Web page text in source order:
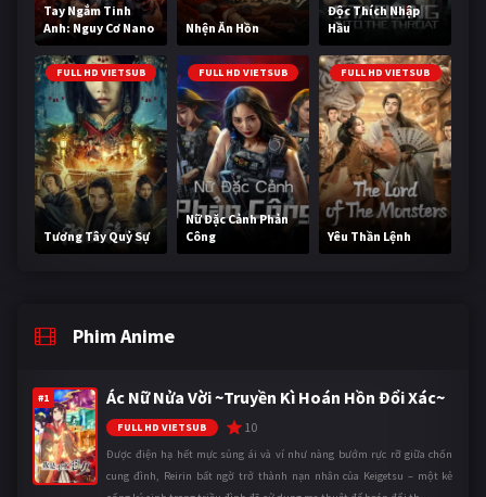
Tay Ngắm Tinh
Anh: Nguy Cơ Nano
Nhện Ăn Hồn
Độc Thích Nhập
Hầu
FULL HD VIETSUB
Tương Tây Quỷ Sự
FULL HD VIETSUB
Nữ Đặc Cảnh Phản
Công
FULL HD VIETSUB
Yêu Thần Lệnh
Phim Anime
#1 Ác Nữ Nửa Vời ~Truyền Kì Hoán Hồn Đổi Xác~
FULL HD VIETSUB 10
Được điện hạ hết mực sủng ái và ví như nàng bướm rực rỡ giữa chốn
cung đình, Reirin bất ngờ trở thành nạn nhân của Keigetsu – một kẻ